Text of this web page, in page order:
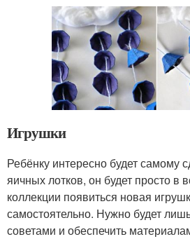
Игрушки
Ребёнку интересно будет самому
яичных лотков, он будет просто в
коллекции появиться новая
самостоятельно. Нужно будет
советами и обеспечить